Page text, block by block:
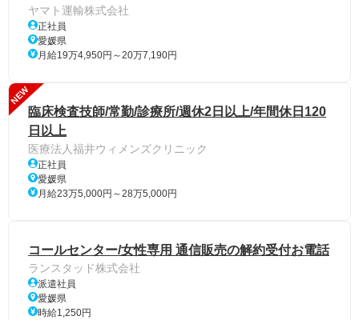
ヤマト運輸株式会社
正社員
愛媛県
月給19万4,950円～20万7,190円
NEW
臨床検査技師/常勤/診療所/週休2日以上/年間休日120
日以上
医療法人福井ウィメンズクリニック
正社員
愛媛県
月給23万5,000円～28万5,000円
コールセンター/女性専用 通信販売の解約受付お電話
ランスタッド株式会社
派遣社員
愛媛県
時給1,250円